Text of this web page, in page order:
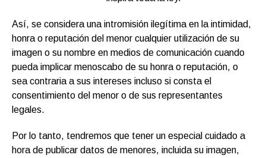
Así, se considera una intromisión ilegítima en la intimidad,
honra o reputación del menor cualquier utilización de su
imagen o su nombre en medios de comunicación cuando
pueda implicar menoscabo de su honra o reputación, o
sea contraria a sus intereses incluso si consta el
consentimiento del menor o de sus representantes
legales.
Por lo tanto, tendremos que tener un especial cuidado a
hora de publicar datos de menores, incluida su imagen,